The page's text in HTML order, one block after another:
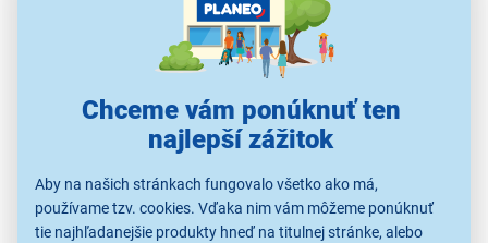
Chceme vám ponúknuť ten
najlepší zážitok
Aby na našich stránkach fungovalo všetko ako má,
používame tzv. cookies. Vďaka nim vám môžeme ponúknuť
tie najhľadanejšie produkty hneď na titulnej stránke, alebo
Až 12 litrov malinového nápoja